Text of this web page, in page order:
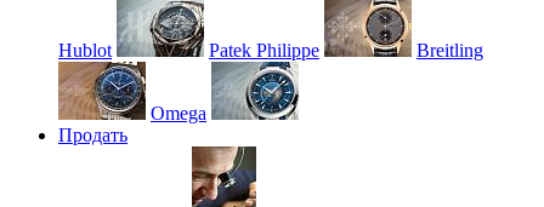
Hublot Patek Philippe Breitling
Omega
Продать